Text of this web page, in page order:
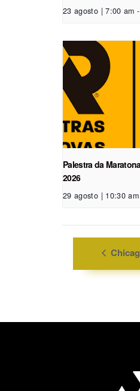
23 agosto | 7:00 am -
Palestra da
2026
29 agosto | 10:30 am